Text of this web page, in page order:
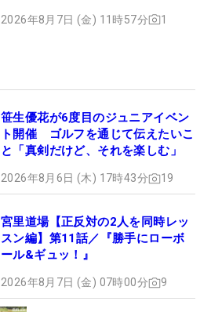
2026年8月7日 (金) 11時57分 1
笹生優花が6度目のジュニアイベン
ト開催 ゴルフを通じて伝えたいこ
と「真剣だけど、それを楽しむ」
2026年8月6日 (木) 17時43分 19
宮里道場【正反対の2人を同時レッ
スン編】第11話／『勝手にローボ
ール&ギュッ！』
2026年8月7日 (金) 07時00分 9